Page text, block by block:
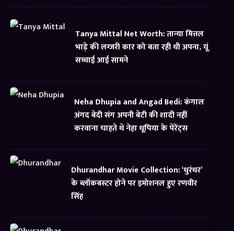
Tanya Mittal Net Worth: तान्या मित्तल
भाड़े की लग्जरी कार को बता रही थी अपना, यूं
सच्चाई आई सामने
Neha Dhupia and Angad Bedi: कंगाल
अंगद बेदी संग अपनी बेटी की शादी नहीं
करवाना चाहते थे नेहा धूपिया के पेरेंट्स
Dhurandhar Movie Collection: ‘धुरंधर’
के ब्लॉकबस्टर होने पर इमोशनल हुए रणवीर
सिंह